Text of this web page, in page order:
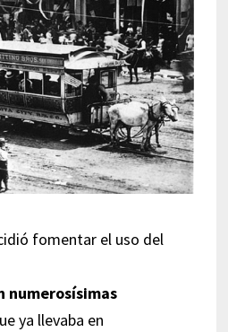
fomentar el uso del
numerosísimas
ya llevaba en